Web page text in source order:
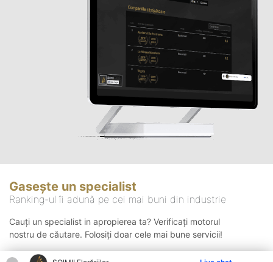
Gasește un specialist
Ranking-ul îi adună pe cei mai buni din industrie
Cauți un specialist in apropierea ta? Verificați motorul
nostru de căutare. Folosiți doar cele mai bune servicii!